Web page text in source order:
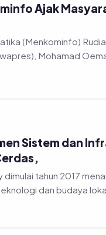
Ajak
(Menkominfo)
Mohamad
Sistem dan
dan budaya